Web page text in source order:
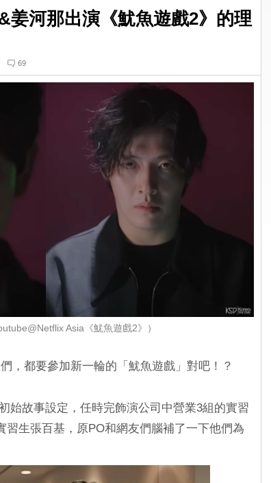
姜河那出演《魷魚遊戲2》的理
69
Asia《魷魚遊戲2》）
，都要參加新一輪的「魷魚遊戲」對吧！？
始故事設定，任時完飾演公司中營業3組的實習
習生張百基，原PO和網友們腦補了一下他們為